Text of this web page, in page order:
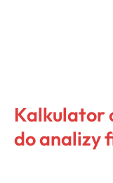
Kalkulator
do analizy